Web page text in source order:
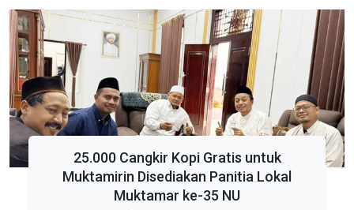
25.000 Cangkir Kopi Gratis untuk
Muktamirin Disediakan Panitia Lokal
Muktamar ke-35 NU